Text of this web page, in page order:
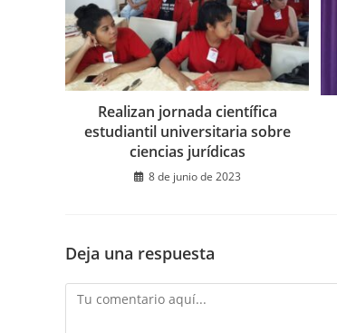
Realizan jornada científica
estudiantil universitaria sobre
ciencias jurídicas
8 de junio de 2023
Deja una respuesta
Comentario